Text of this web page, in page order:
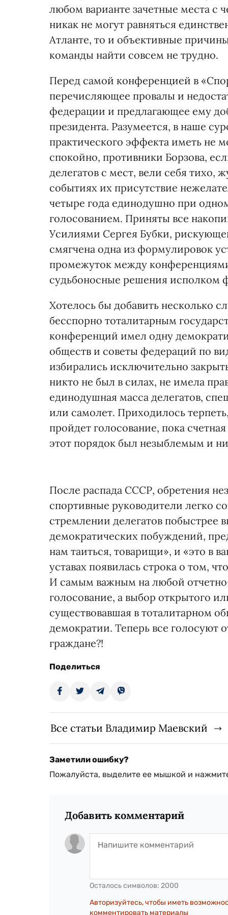
любом варианте зачетные места с
никак не могут равняться
Атланте, то и объективные
команды найти совсем не трудно.
Перед самой конференцией в
перечисляющее провалы и
федерации и предлагающее ему
президента. Разумеется, в наше
практического эффекта иметь не
спокойно, противники Борзова,
делегатов с мест, вели себя тихо,
событиях их присутствие
четыре года единодушно при
голосованием. Приняты все
Усилиями Сергея Бубки,
смягчена одна из формулировок
промежуток между
судьбоносные решения исполком
Хотелось бы добавить несколько
бесспорно тоталитарным
конференций имел одну
обществ и советы федераций по
избирались исключительно
никто не был в силах, не имела
единодушная масса делегатов,
или самолет. Приходилось
пройдет голосование, пока
этот порядок был незыблемым и
После распада СССР, обретения
спортивные руководители легко
стремлении делегатов побыстрее
демократических побуждений,
нам таиться, товарищи», и «это в
уставах появилась строка о том,
И самым важным на любой
голосование, а выбор открытого
существовавшая в тоталитарном
демократии. Теперь все голосуют
граждане?!
Поделиться
Все статьи Владимир Маевский
Заметили ошибку?
Пожалуйста, выделите ее мышкой и
Добавить комментарий
Осталось символов: 2000
Авторизуйтесь, чтобы иметь
комментировать материалы